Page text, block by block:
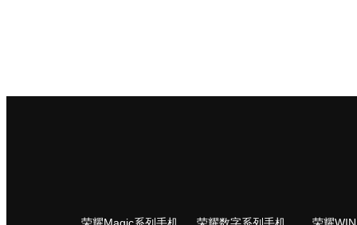
荣耀Magic系列手机 荣耀数字系列手机 荣耀WIN